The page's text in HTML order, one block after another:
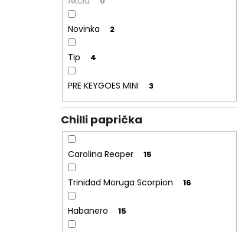
Novinka 2
Tip 4
PRE KEYGOES MINI 3
Chilli paprička
Carolina Reaper 15
Trinidad Moruga Scorpion 16
Habanero 15